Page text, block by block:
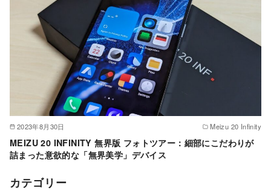
2023年8月30日 Meizu 20 Infinity
MEIZU 20 INFINITY 無界版 フォトツアー：細部にこだわりが
詰まった意欲的な「無界美学」デバイス
カテゴリー